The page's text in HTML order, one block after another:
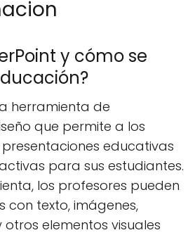
y cómo se
herramienta de
que permite a los
educativas
para sus estudiantes.
los profesores pueden
con texto, imágenes,
elementos visuales